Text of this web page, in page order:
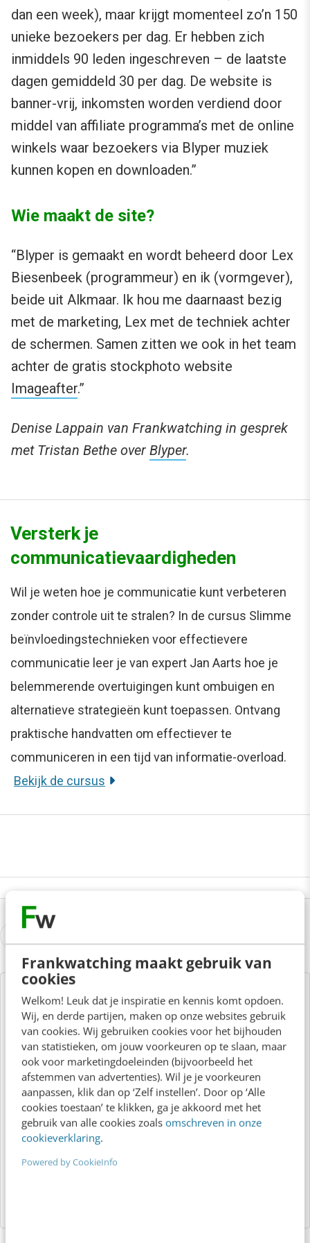
Frankwatching maakt gebruik van
cookies
Welkom! Leuk dat je inspiratie en kennis komt opdoen.
Wij, en derde partijen, maken op onze websites gebruik
van cookies. Wij gebruiken cookies voor het bijhouden
van statistieken, om jouw voorkeuren op te slaan, maar
ook voor marketingdoeleinden (bijvoorbeeld het
afstemmen van advertenties). Wil je je voorkeuren
aanpassen, klik dan op ‘Zelf instellen’. Door op ‘Alle
cookies toestaan’ te klikken, ga je akkoord met het
gebruik van alle cookies zoals omschreven in onze
cookieverklaring.
Powered by CookieInfo
dan een week), maar krijgt momenteel zo’n 150
unieke bezoekers per dag. Er hebben zich
inmiddels 90 leden ingeschreven – de laatste
dagen gemiddeld 30 per dag. De website is
banner-vrij, inkomsten worden verdiend door
middel van affiliate programma’s met de online
winkels waar bezoekers via Blyper muziek
kunnen kopen en downloaden.”
Wie maakt de site?
“Blyper is gemaakt en wordt beheerd door Lex
Biesenbeek (programmeur) en ik (vormgever),
beide uit Alkmaar. Ik hou me daarnaast bezig
met de marketing, Lex met de techniek achter
de schermen. Samen zitten we ook in het team
achter de gratis stockphoto website
Imageafter.”
Denise Lappain van Frankwatching in gesprek
met Tristan Bethe over Blyper.
Versterk je
communicatievaardigheden
Wil je weten hoe je communicatie kunt verbeteren
zonder controle uit te stralen? In de cursus Slimme
beïnvloedingstechnieken voor effectievere
communicatie leer je van expert Jan Aarts hoe je
belemmerende overtuigingen kunt ombuigen en
alternatieve strategieën kunt toepassen. Ontvang
praktische handvatten om effectiever te
communiceren in een tijd van informatie-overload.
Bekijk de cursus
Over de auteur
Redactie Frankwatchingvan
Frankwatching
Dit artikel is geschreven door de
redactie van Frankwatching. Ook
schrijven voor Frankwatching? Hier
lees je er meer over.